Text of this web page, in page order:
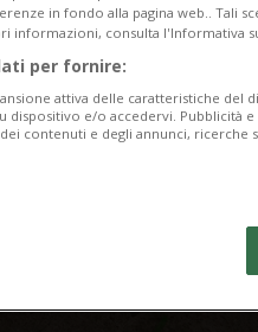
in fondo alla pagina web.. Tali
informazioni, consulta l'Informativa
per fornire:
attiva delle caratteristiche del
dispositivo e/o accedervi. Pubblicità
contenuti e degli annunci, ricerche